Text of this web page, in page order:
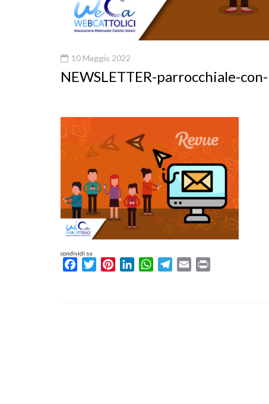
10 Maggio 2022
NEWSLETTER-parrocchiale-
condividi su
FacebookTwitterPinterestLinkedInWhatsAppTelegram
Email